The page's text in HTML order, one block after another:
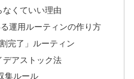
なくていい理由
運用ルーティンの作り方
完了」ルーティン
アストック法
集ルール